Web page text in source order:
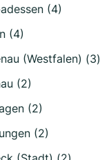
(4)
(4)
(Westfalen) (3)
(2)
(2)
(2)